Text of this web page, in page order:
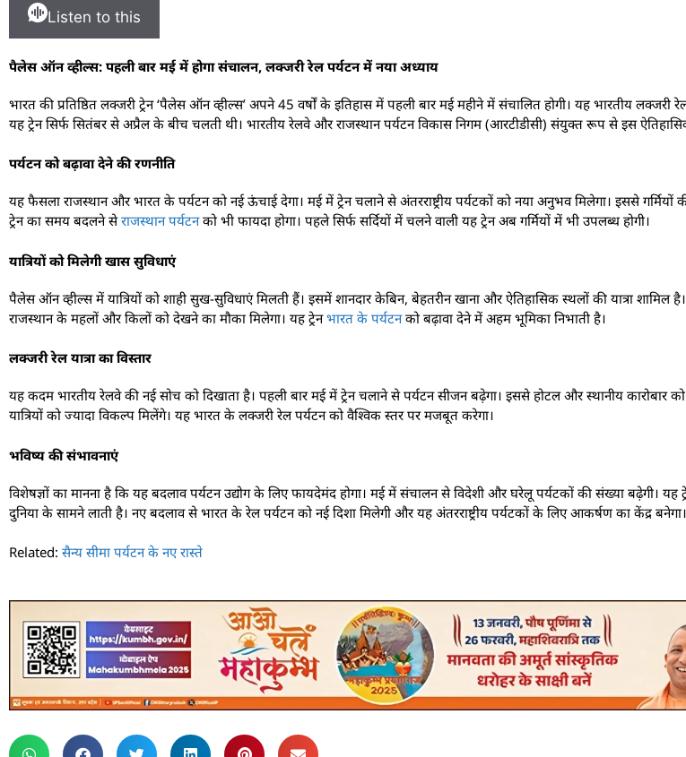
Listen to this
पैलेस ऑन व्हील्स: पहली बार मई में होगा संचालन, लक्जरी रेल पर्यटन में नया अध्याय
भारत की प्रतिष्ठित लक्जरी ट्रेन ‘पैलेस ऑन व्हील्स’ अपने 45 वर्षों के इतिहास में पहली बार मई महीने में संचालित होगी। यह भारतीय
यह ट्रेन सिर्फ सितंबर से अप्रैल के बीच चलती थी। भारतीय रेलवे और राजस्थान पर्यटन विकास निगम (आरटीडीसी) संयुक्त रूप से इस
पर्यटन को बढ़ावा देने की रणनीति
यह फैसला राजस्थान और भारत के पर्यटन को नई ऊंचाई देगा। मई में ट्रेन चलाने से अंतरराष्ट्रीय पर्यटकों को नया अनुभव मिलेगा। इससे गर्मियों
ट्रेन का समय बदलने सेराजस्थान पर्यटनको भी फायदा होगा। पहले सिर्फ सर्दियों में चलने वाली यह ट्रेन अब गर्मियों में भी उपलब्ध होगी।
यात्रियों को मिलेगी खास सुविधाएं
पैलेस ऑन व्हील्स में यात्रियों को शाही सुख-सुविधाएं मिलती हैं। इसमें शानदार केबिन, बेहतरीन खाना और ऐतिहासिक स्थलों की यात्रा शामिल
राजस्थान के महलों और किलों को देखने का मौका मिलेगा। यह ट्रेनभारत के पर्यटनको बढ़ावा देने में अहम भूमिका निभाती है।
लक्जरी रेल यात्रा का विस्तार
यह कदम भारतीय रेलवे की नई सोच को दिखाता है। पहली बार मई में ट्रेन चलाने से पर्यटन सीजन बढ़ेगा। इससे होटल और स्थानीय कारोबार
यात्रियों को ज्यादा विकल्प मिलेंगे। यह भारत के लक्जरी रेल पर्यटन को वैश्विक स्तर पर मजबूत करेगा।
भविष्य की संभावनाएं
विशेषज्ञों का मानना है कि यह बदलाव पर्यटन उद्योग के लिए फायदेमंद होगा। मई में संचालन से विदेशी और घरेलू पर्यटकों की संख्या बढ़ेगी। यह
दुनिया के सामने लाती है। नए बदलाव से भारत के रेल पर्यटन को नई दिशा मिलेगी और यह अंतरराष्ट्रीय पर्यटकों के लिए आकर्षण का केंद्र बनेगा।
Related: सैन्य सीमा पर्यटन के नए रास्ते